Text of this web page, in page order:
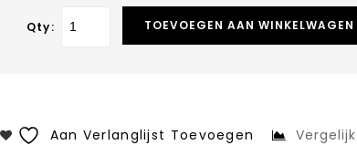
Qty: TOEVOEGEN AAN WINKELWAGEN
Aan Verlanglijst Toevoegen Vergelijk